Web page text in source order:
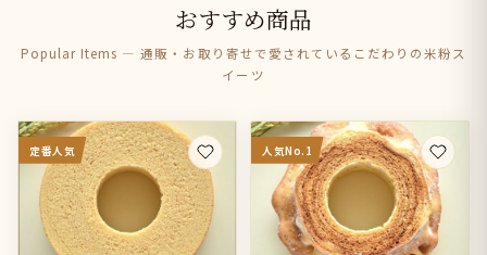
おすすめ商品
Popular Items — 通販・お取り寄せで愛されているこだわりの米粉ス
イーツ
定番人気 人気No.1